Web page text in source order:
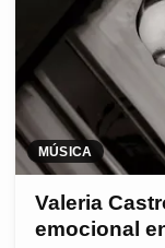
MÚSICA
Valeria
emocional